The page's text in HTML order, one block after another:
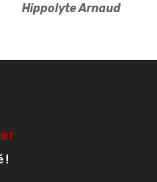
Hippolyte Arnaud
!